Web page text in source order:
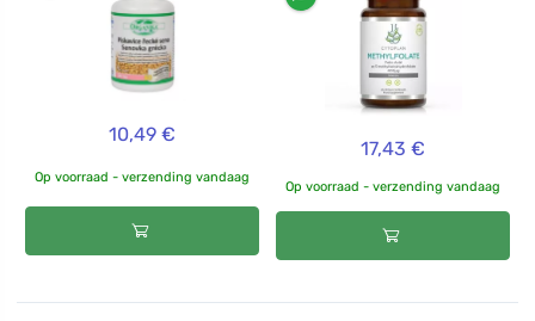
10,49 €
Op voorraad - verzending vandaag
17,43 €
Op voorraad - verzending vandaag